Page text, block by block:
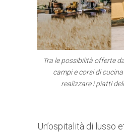
Tra le possibilità offerte
campi e corsi di
realizzare i piatti
Un’ospitalità di lusso